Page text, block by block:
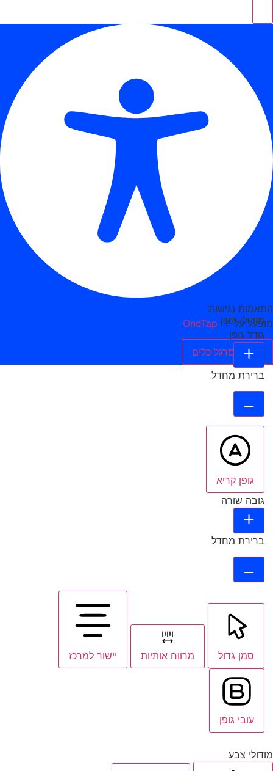
התאמות נגישות
מופעל על ידי OneTap
הסתר סרגל כלים
מודולי תוכן
גודל גופן
ברירת מחדל
גופן קריא
גובה שורה
ברירת מחדל
סמן גדול מרווח אותיות יישור למרכז
עובי גופן
מודולי צבע